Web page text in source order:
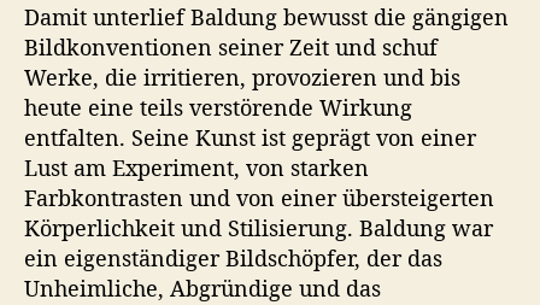
Damit unterlief Baldung bewusst die gängigen
Bildkonventionen seiner Zeit und schuf
Werke, die irritieren, provozieren und bis
heute eine teils verstörende Wirkung
entfalten. Seine Kunst ist geprägt von einer
Lust am Experiment, von starken
Farbkontrasten und von einer übersteigerten
Körperlichkeit und Stilisierung. Baldung war
ein eigenständiger Bildschöpfer, der das
Unheimliche, Abgründige und das